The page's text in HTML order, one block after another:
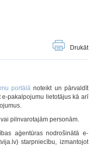
Drukāt
portālā noteikt un pārvaldīt
pakalpojumu lietotājus kā arī
pilnvarotajām personām.
aģentūras nodrošinātā e-
starpniecību, izmantojot